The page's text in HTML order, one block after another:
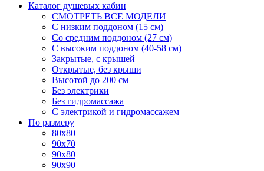
Каталог душевых кабин
СМОТРЕТЬ ВСЕ МОДЕЛИ
С низким поддоном (15 см)
Со средним поддоном (27 см)
С высоким поддоном (40-58 см)
Закрытые, с крышей
Открытые, без крыши
Высотой до 200 см
Без электрики
Без гидромассажа
С электрикой и гидромассажем
По размеру
80x80
90x70
90x80
90x90